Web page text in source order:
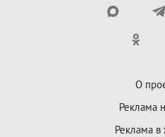
О
Реклама
Реклама в